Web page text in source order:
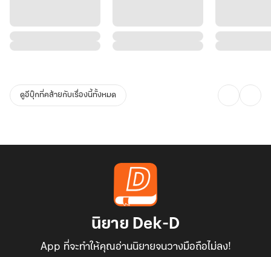
ดูอีบุ๊กที่คล้ายกับเรื่องนี้ทั้งหมด
นิยาย Dek-D
App ที่จะทำให้คุณอ่านนิยายจนวางมือถือไม่ลง!